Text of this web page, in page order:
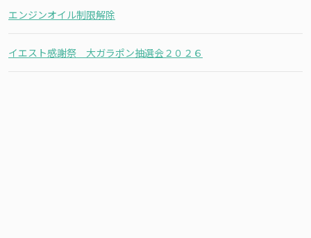
エンジンオイル制限解除
イエスト感謝祭 大ガラポン抽選会２０２６